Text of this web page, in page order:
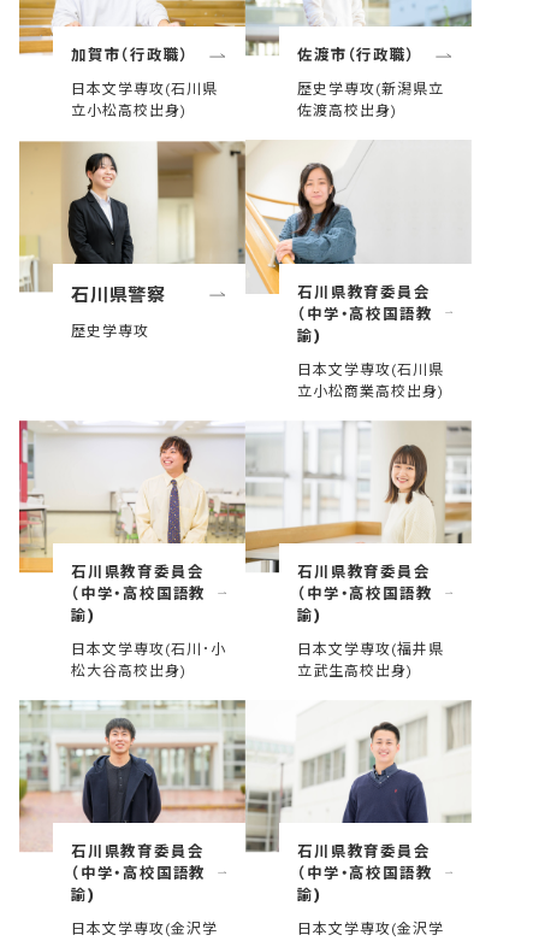
加賀市（行政職）
日本文学専攻(石川県
立小松高校出身)
佐渡市（行政職）
歴史学専攻(新潟県立
佐渡高校出身)
石川県警察
歴史学専攻
石川県教育委員会
（中学・高校国語教
諭)
日本文学専攻(石川県
立小松商業高校出身)
石川県教育委員会
（中学・高校国語教
諭)
日本文学専攻(石川･小
松大谷高校出身)
石川県教育委員会
（中学・高校国語教
諭)
日本文学専攻(福井県
立武生高校出身)
石川県教育委員会
（中学・高校国語教
諭)
日本文学専攻(金沢学
石川県教育委員会
（中学・高校国語教
諭)
日本文学専攻(金沢学